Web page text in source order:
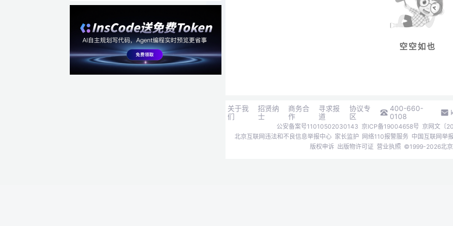
空空如也
关于我
们
招贤纳
士
商务合
作
寻求报
道
协议专
区
400-660-
0108
公安备案号11010502030143 京ICP备19004658号 京网文〔
北京互联网违法和不良信息举报中心 家长监护 网络110报警服务 中国互联网举
版权申诉 出版物许可证 营业执照 ©1999-2026北京